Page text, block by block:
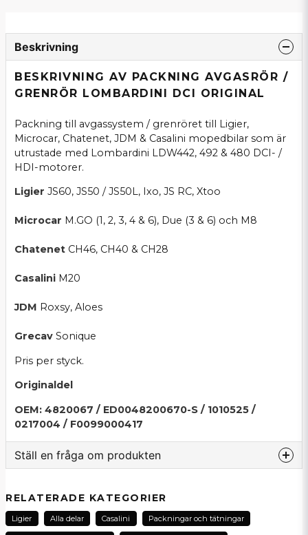
Beskrivning
BESKRIVNING AV PACKNING AVGASRÖR /
GRENRÖR LOMBARDINI DCI ORIGINAL
Packning till avgassystem / grenröret till Ligier,
Microcar, Chatenet, JDM & Casalini mopedbilar som är
utrustade med Lombardini LDW442, 492 & 480 DCI- /
HDI-motorer.
Ligier JS60, JS50 / JS50L, Ixo, JS RC, Xtoo
Microcar M.GO (1, 2, 3, 4 & 6), Due (3 & 6) och M8
Chatenet CH46, CH40 & CH28
Casalini M20
JDM Roxsy, Aloes
Grecav Sonique
Pris per styck.
Originaldel
OEM: 4820067 / ED0048200670-S / 1010525 /
0217004 / F0099000417
Ställ en fråga om produkten
Fråga oss om denna produkt...
RELATERADE KATEGORIER
Ligier Alla delar Casalini Packningar och tätningar